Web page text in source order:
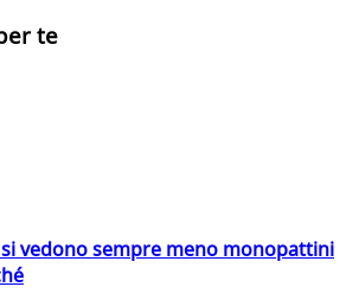
te
vedono sempre meno monopattini